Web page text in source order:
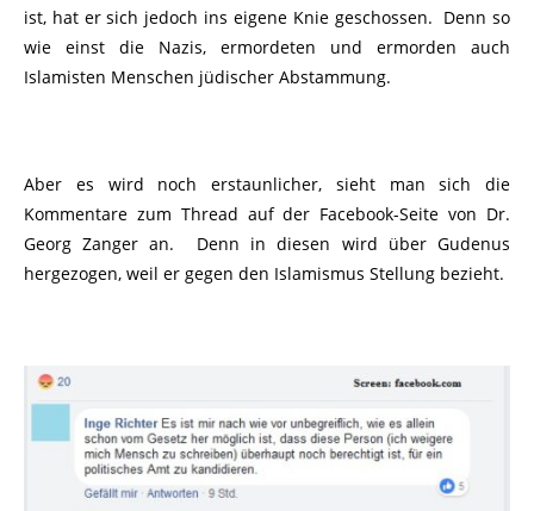
ist, hat er sich jedoch ins eigene Knie geschossen. Denn so
wie einst die Nazis, ermordeten und ermorden auch
Islamisten Menschen jüdischer Abstammung.
Aber es wird noch erstaunlicher, sieht man sich die
Kommentare zum Thread auf der Facebook-Seite von Dr.
Georg Zanger an. Denn in diesen wird über Gudenus
hergezogen, weil er gegen den Islamismus Stellung bezieht.